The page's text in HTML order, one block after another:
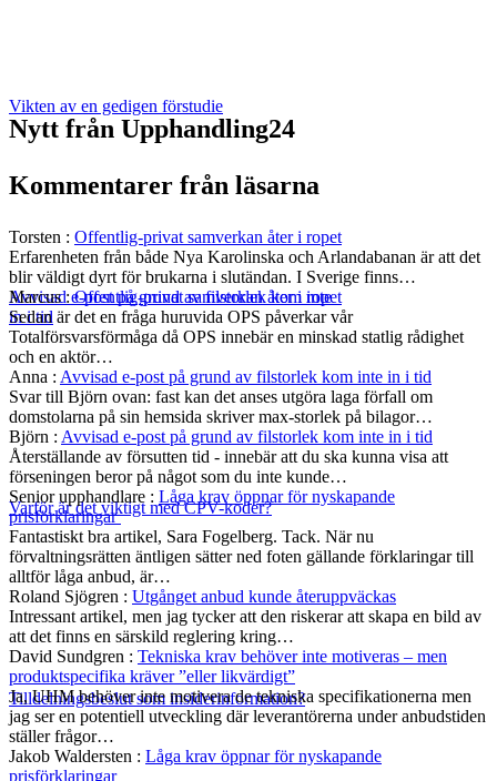
Vikten av en gedigen förstudie
Avvisad e-post på grund av filstorlek kom inte
in i tid
Varför är det viktigt med CPV-koder?
Tilldelningsbeslut som insiderinformation?
Nytt från Upphandling24
Kommentarer från läsarna
Torsten : Offentlig-privat samverkan åter i ropet
Erfarenheten från både Nya Karolinska och Arlandabanan är att det
blir väldigt dyrt för brukarna i slutändan. I Sverige finns…
Marcus:Offentlig-privat samverkan åter i ropet
Sedan är det en fråga huruvida OPS påverkar vår
Totalförsvarsförmåga då OPS innebär en minskad statlig rådighet
och en aktör…
Anna : Avvisad e-post på grund av filstorlek kom inte in i tid
Svar till Björn ovan: fast kan det anses utgöra laga förfall om
domstolarna på sin hemsida skriver max-storlek på bilagor…
Björn : Avvisad e-post på grund av filstorlek kom inte in i tid
Återställande av försutten tid - innebär att du ska kunna visa att
förseningen beror på något som du inte kunde…
Senior upphandlare : Låga krav öppnar för nyskapande
prisförklaringar
Fantastiskt bra artikel, Sara Fogelberg. Tack. När nu
förvaltningsrätten äntligen sätter ned foten gällande förklaringar till
alltför låga anbud, är…
Roland Sjögren : Utgånget anbud kunde återuppväckas
Intressant artikel, men jag tycker att den riskerar att skapa en bild av
att det finns en särskild reglering kring…
David Sundgren : Tekniska krav behöver inte motiveras – men
produktspecifika kräver ”eller likvärdigt”
Ja, UHM behöver inte motivera de tekniska specifikationerna men
jag ser en potentiell utveckling där leverantörerna under anbudstiden
ställer frågor…
Jakob Waldersten : Låga krav öppnar för nyskapande
prisförklaringar